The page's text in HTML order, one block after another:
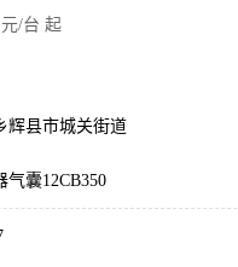
元/台 起
辉县市城关街道
气囊12CB350